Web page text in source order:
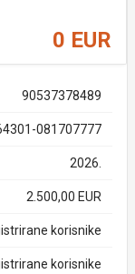
0 EUR
90537378489
081707777
2026.
2.500,00 EUR
korisnike
korisnike